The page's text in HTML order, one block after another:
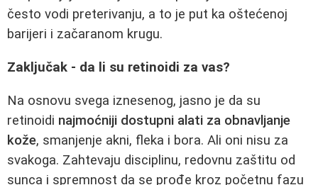
često vodi preterivanju, a to je put ka oštećenoj
barijeri i začaranom krugu.
Zaključak - da li su retinoidi za vas?
Na osnovu svega iznesenog, jasno je da su
retinoidi najmoćniji dostupni alati za obnavljanje
kože, smanjenje akni, fleka i bora. Ali oni nisu za
svakoga. Zahtevaju disciplinu, redovnu zaštitu od
sunca i spremnost da se prođe kroz početnu fazu